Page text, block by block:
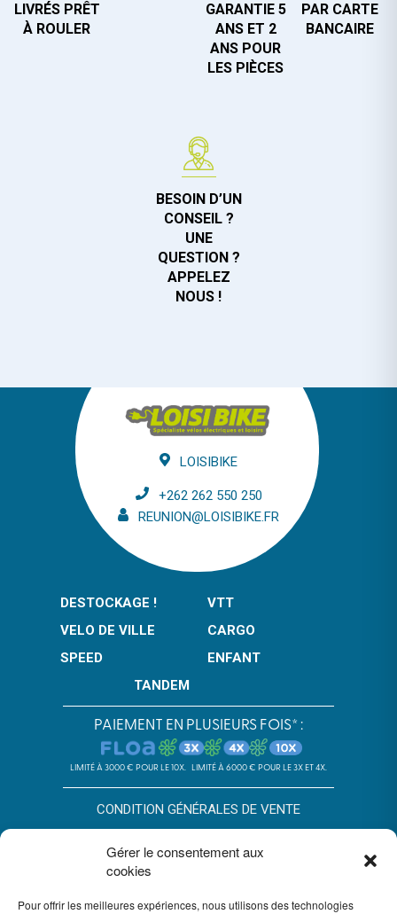
Gérer le consentement aux
cookies
Pour offrir les meilleures expériences, nous utilisons des technologies
LIVRÉS PRÊT
À ROULER
GARANTIE 5
ANS ET 2
ANS POUR
LES PIÈCES
PAR CARTE
BANCAIRE
BESOIN D’UN
CONSEIL ?
UNE
QUESTION ?
APPELEZ
NOUS !
LOISIBIKE
+262 262 550 250
REUNION@LOISIBIKE.FR
DESTOCKAGE !
VTT
VELO DE VILLE
CARGO
SPEED
ENFANT
TANDEM
PAIEMENT EN PLUSIEURS FOIS* :
LIMITÉ À 3000 € POUR LE 10X. LIMITÉ À 6000 € POUR LE 3X ET 4X.
CONDITION GÉNÉRALES DE VENTE
*SOUS RÉSERVE D’ACCEPTATION DU DOSSIER PAR FLOA. SA AU
IMMEUBLE G7, 71 RUE LUCIEN FAURE 33300 BORDEAUX,